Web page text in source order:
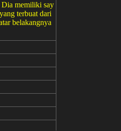
Dia memiliki say
terbuat dari
belakangnya